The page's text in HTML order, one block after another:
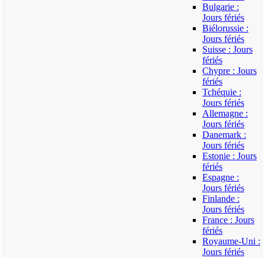
Bulgarie :
Jours fériés
Biélorussie :
Jours fériés
Suisse : Jours
fériés
Chypre : Jours
fériés
Tchéquie :
Jours fériés
Allemagne :
Jours fériés
Danemark :
Jours fériés
Estonie : Jours
fériés
Espagne :
Jours fériés
Finlande :
Jours fériés
France : Jours
fériés
Royaume-Uni :
Jours fériés